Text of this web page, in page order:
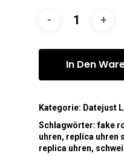
In Den
Kategorie: Datejust
Schlagwörter:fake
uhren, replica uhren
replica uhren,